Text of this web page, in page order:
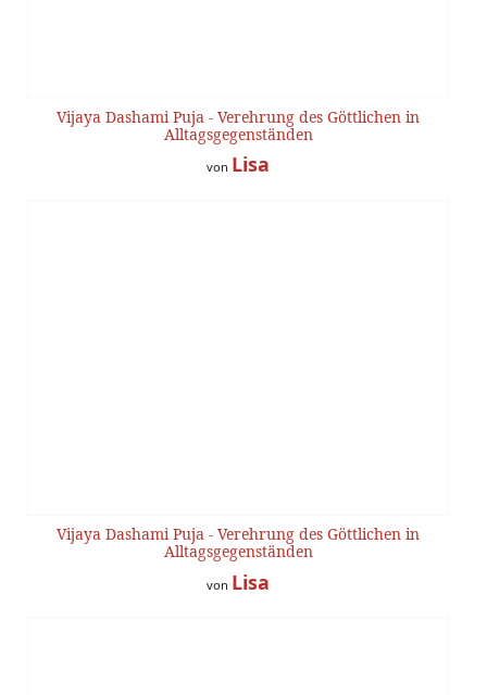
Vijaya Dashami Puja - Verehrung des Göttlichen in
Alltagsgegenständen
von Lisa
Vijaya Dashami Puja - Verehrung des Göttlichen in
Alltagsgegenständen
von Lisa